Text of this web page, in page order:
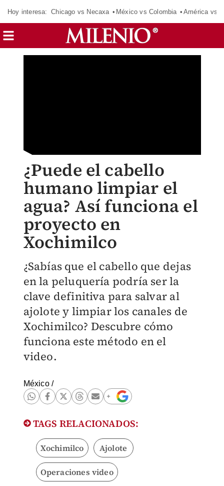
Hoy interesa: Chicago vs Necaxa México vs Colombia América vs
¿Puede el cabello
humano limpiar el
agua? Así funciona el
proyecto en
Xochimilco
¿Sabías que el cabello que dejas
en la peluquería podría ser la
clave definitiva para salvar al
ajolote y limpiar los canales de
Xochimilco? Descubre cómo
funciona este método en el
video.
México/
TAGS RELACIONADOS:
Xochimilco Ajolote
Operaciones video